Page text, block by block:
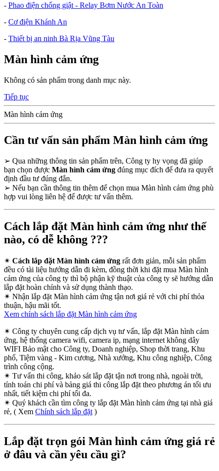
- Phao điện chống giật - Relay Bơm Nước An Toàn
- Cơ điện Khánh An
- Thiết bị an ninh Bà Rịa Vũng Tàu
Màn hình cảm ứng
Không có sản phẩm trong danh mục này.
Tiếp tục
Màn hình cảm ứng
Cần tư vấn sản phẩm Màn hình cảm ứng
➢ Qua những thông tin sản phẩm trên, Công ty hy vọng đã giúp
bạn chọn được Màn hình cảm ứng đúng mục đích để đưa ra quyết
định đầu tư đúng đắn.
➢ Nếu bạn cần thông tin thêm để chọn mua Màn hình cảm ứng phù
hợp vui lòng liên hệ để được tư vấn thêm.
Cách lắp đặt Màn hình cảm ứng như thế
nào, có dễ không ???
✴ Cách lắp đặt Màn hình cảm ứng rất đơn giản, mỗi sản phẩm
đều có tài liệu hướng dẫn đi kèm, đồng thời khi đặt mua Màn hình
cảm ứng của công ty thì bộ phận kỹ thuật của công ty sẽ hướng dẫn
lắp đặt hoàn chỉnh và sử dụng thành thạo.
✴ Nhận lắp đặt Màn hình cảm ứng tận nơi giá rẻ với chi phí thỏa
thuận, hậu mãi tốt.
Xem chính sách lắp đặt Màn hình cảm ứng
✴ Công ty chuyên cung cấp dịch vụ tư vấn, lắp đặt Màn hình cảm
ứng, hệ thống camera wifi, camera ip, mạng internet không dây
WIFI Bảo mật cho Công ty, Doanh nghiệp, Shop thời trang, Khu
phố, Tiệm vàng - Kim cương, Nhà xưởng, Khu công nghiệp, Công
trình công cộng.
✴ Tư vấn thi công, khảo sát lắp đặt tận nơi trong nhà, ngoài trời,
tính toán chi phí và bảng giá thi công lắp đặt theo phương án tối ưu
nhất, tiết kiệm chi phí tối đa.
✴ Quý khách cần tìm công ty lắp đặt Màn hình cảm ứng tại nhà giá
rẻ, ( Xem Chính sách lắp đặt )
Lắp đặt trọn gói Màn hình cảm ứng giá rẻ
ở đâu và cần yêu cầu gì?